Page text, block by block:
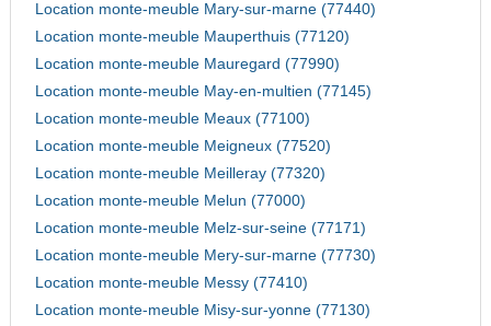
Location monte-meuble Mary-sur-marne (77440)
Location monte-meuble Mauperthuis (77120)
Location monte-meuble Mauregard (77990)
Location monte-meuble May-en-multien (77145)
Location monte-meuble Meaux (77100)
Location monte-meuble Meigneux (77520)
Location monte-meuble Meilleray (77320)
Location monte-meuble Melun (77000)
Location monte-meuble Melz-sur-seine (77171)
Location monte-meuble Mery-sur-marne (77730)
Location monte-meuble Messy (77410)
Location monte-meuble Misy-sur-yonne (77130)